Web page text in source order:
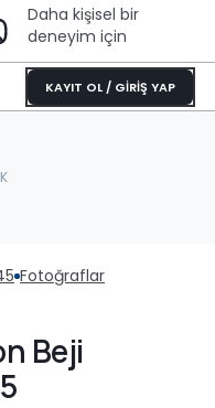
Daha kişisel bir
deneyim için
KAYIT OL / GİRİŞ YAP
Fotoğraflar
Beji